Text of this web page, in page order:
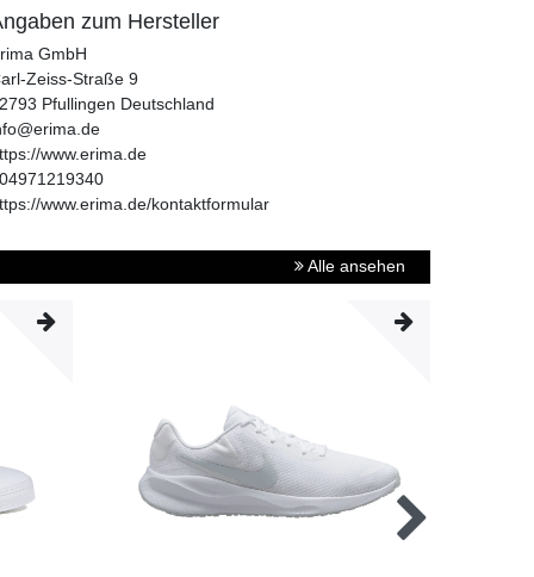
zum Hersteller
GmbH
Zeiss-Straße 9
Pfullingen Deutschland
www.erima.de
www.erima.de/kontaktformular
Alle ansehen